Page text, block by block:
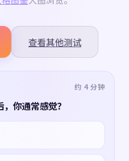
查看其他测试
约 4 分钟
你通常感觉？